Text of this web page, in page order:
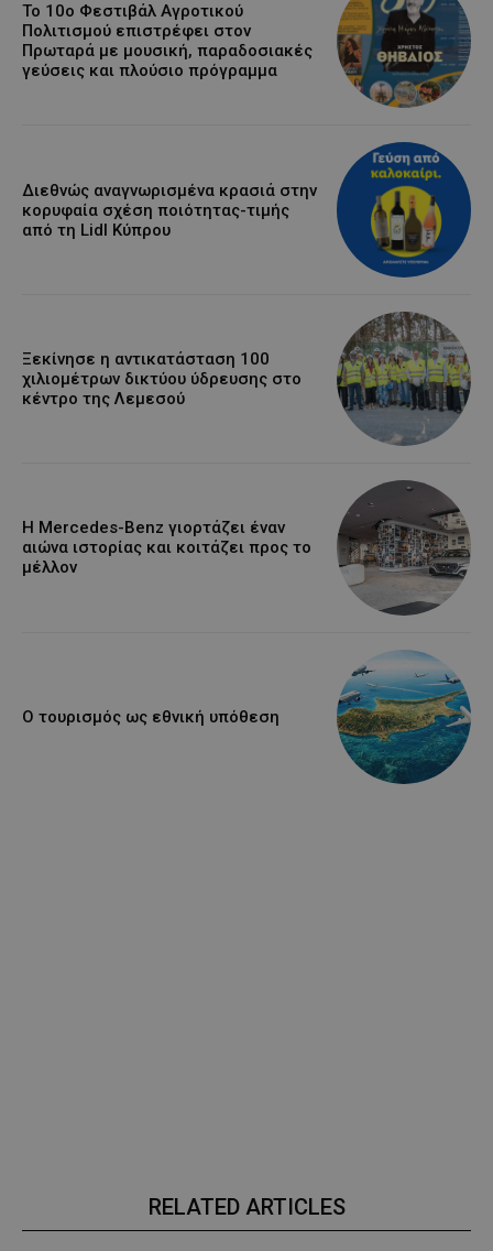
Το 10ο Φεστιβάλ Αγροτικού
Πολιτισμού επιστρέφει στον
Πρωταρά με μουσική, παραδοσιακές
γεύσεις και πλούσιο πρόγραμμα
Διεθνώς αναγνωρισμένα κρασιά στην
κορυφαία σχέση ποιότητας-τιμής
από τη Lidl Κύπρου
Ξεκίνησε η αντικατάσταση 100
χιλιομέτρων δικτύου ύδρευσης στο
κέντρο της Λεμεσού
Η Mercedes-Benz γιορτάζει έναν
αιώνα ιστορίας και κοιτάζει προς το
μέλλον
Ο τουρισμός ως εθνική υπόθεση
RELATED ARTICLES